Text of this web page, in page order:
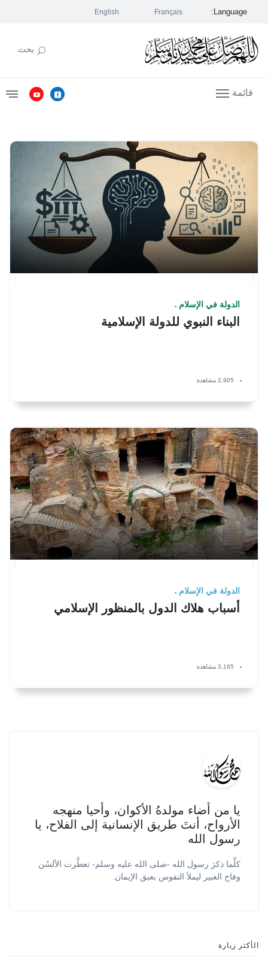
Language:
English Français
بحث
قائمة
الدولة في الإسلام
البناء النبوي للدولة الإسلامية
2,905 مشاهدة
الدولة في الإسلام
أسباب هلاك الدول بالمنظور الإسلامي
3,165 مشاهدة
يا من أضاء مولدهُ الأكوان، وأحيا منهجه
الأرواح، أنتَ طريق الإنسانية إلى الفلاح، يا
رسول الله
كلَّما ذكرَ رسول الله -صلى الله عليه وسلم- تعطَّرت الألسُن
وفاح العبير ليملأ النفوس بعبق الإيمان.
الأكثر زيارة